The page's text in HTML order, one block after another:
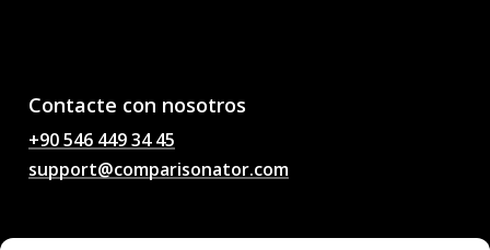
Contacte con nosotros
+90 546 449 34 45
support@comparisonator.com